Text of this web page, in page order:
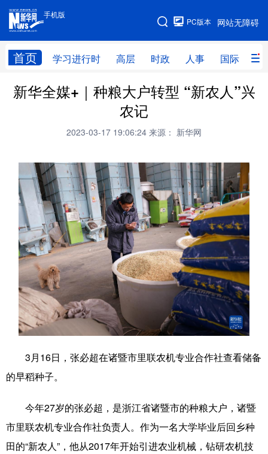
手机版
网站无障碍
PC版本
首页 学习进行时 高层 时政 人事 国际 财
手机版
网站地图
学习进行时 高层 时政 人事
全球连线
科技 科创 量子 体育
文化 书画 健康 军事
访谈 视频 图片 政务
法律 中央文件 金融 汽车
食品 人居 信息化 数字经济
学术中国 乡村振兴 溯源中国
城市 旅游 能源 会展
地方频道
新华全媒+｜种粮大户转型 “新农人”兴
农记
2023-03-17 19:06:24 来源： 新华网
3月16日，张必超在诸暨市里联农机专业合作社查看储备
的早稻种子。
今年27岁的张必超，是浙江省诸暨市的种粮大户，诸暨
市里联农机专业合作社负责人。作为一名大学毕业后回乡种
田的“新农人”，他从2017年开始引进农业机械，钻研农机技